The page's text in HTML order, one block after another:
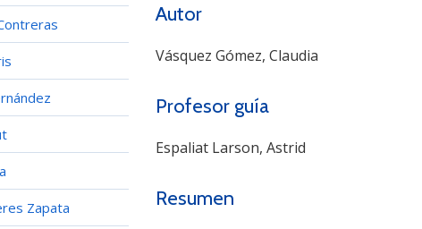
Zapata
Autor
Vásquez Gómez, Claudia
Profesor guía
Espaliat Larson, Astrid
Resumen